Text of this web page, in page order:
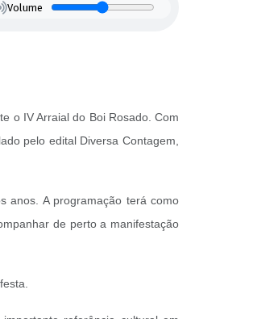
Volume
o IV Arraial do Boi Rosado. Com
pelo edital Diversa Contagem,
anos. A programação terá como
de perto a manifestação